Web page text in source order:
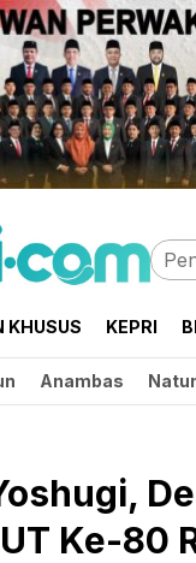
KHUSUS KEPRI
Anambas
Ke-80